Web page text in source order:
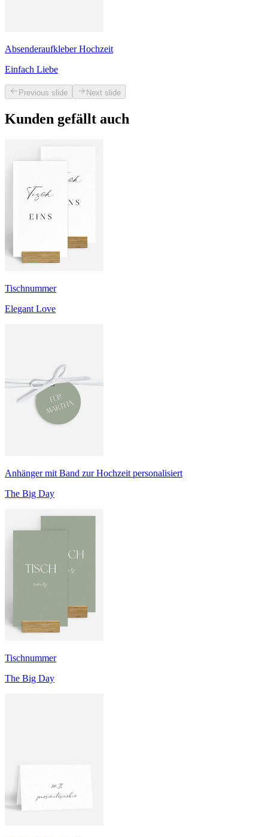
Absenderaufkleber Hochzeit
Einfach Liebe
Previous slide Next slide
Kunden gefällt auch
Tischnummer
Elegant Love
Anhänger mit Band zur Hochzeit personalisiert
The Big Day
Tischnummer
The Big Day